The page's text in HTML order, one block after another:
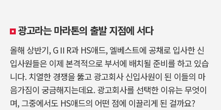
광고라는 마라톤의 출발 지점에 서다
올해 상반기, GⅡR과 HS애드, 엘베스트에 공채로 입사한 신
입사원들은 이제 본격적으로 부서에 배치될 준비를 하고 있습
니다. 치열한 경쟁을 뚫고 광고회사 신입사원이 된 이들의 마
음가짐이 궁금해지는데요. 광고회사를 선택한 이유는 무엇이
며, 그중에서도 HS애드의 어떤 점에 이끌리게 된 걸까요?